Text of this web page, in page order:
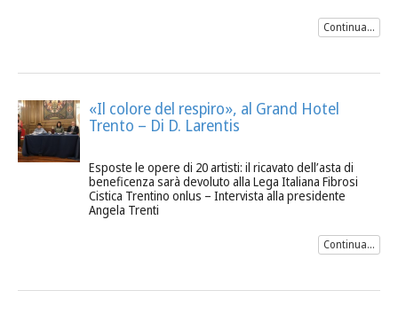
Continua...
«Il colore del respiro», al Grand Hotel
Trento – Di D. Larentis
Esposte le opere di 20 artisti: il ricavato dell’asta di
beneficenza sarà devoluto alla Lega Italiana Fibrosi
Cistica Trentino onlus – Intervista alla presidente
Angela Trenti
Continua...